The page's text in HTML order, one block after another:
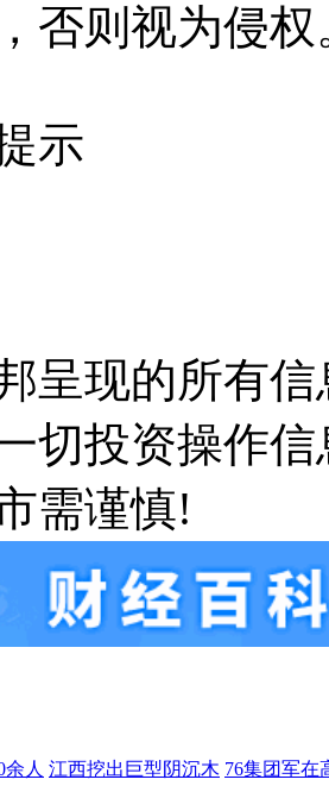
否则视为侵权
示
现的所有信
切投资操作
需谨慎!
人 江西挖出巨型阴沉木 76集团军在